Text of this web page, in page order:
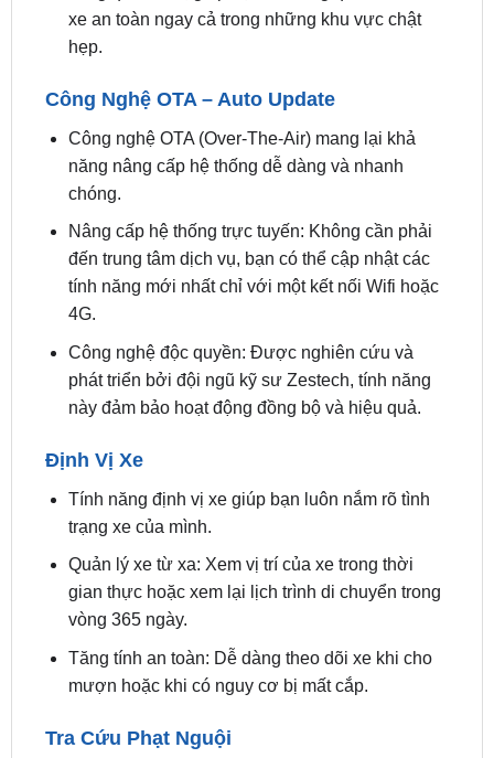
Công Nghệ OTA – Auto Update
năng nâng cấp hệ thống dễ dàng và nhanh
chóng.
Nâng cấp hệ thống trực tuyến: Không cần phải
đến trung tâm dịch vụ, bạn có thể cập nhật các
tính năng mới nhất chỉ với một kết nối Wifi hoặc
4G.
Công nghệ độc quyền: Được nghiên cứu và
phát triển bởi đội ngũ kỹ sư Zestech, tính năng
này đảm bảo hoạt động đồng bộ và hiệu quả.
Định Vị Xe
trạng xe của mình.
Quản lý xe từ xa: Xem vị trí của xe trong thời
gian thực hoặc xem lại lịch trình di chuyển trong
vòng 365 ngày.
Tăng tính an toàn: Dễ dàng theo dõi xe khi cho
mượn hoặc khi có nguy cơ bị mất cắp.
Tra Cứu Phạt Nguội
biển số xe”, hệ thống sẽ tự động tra cứu thông